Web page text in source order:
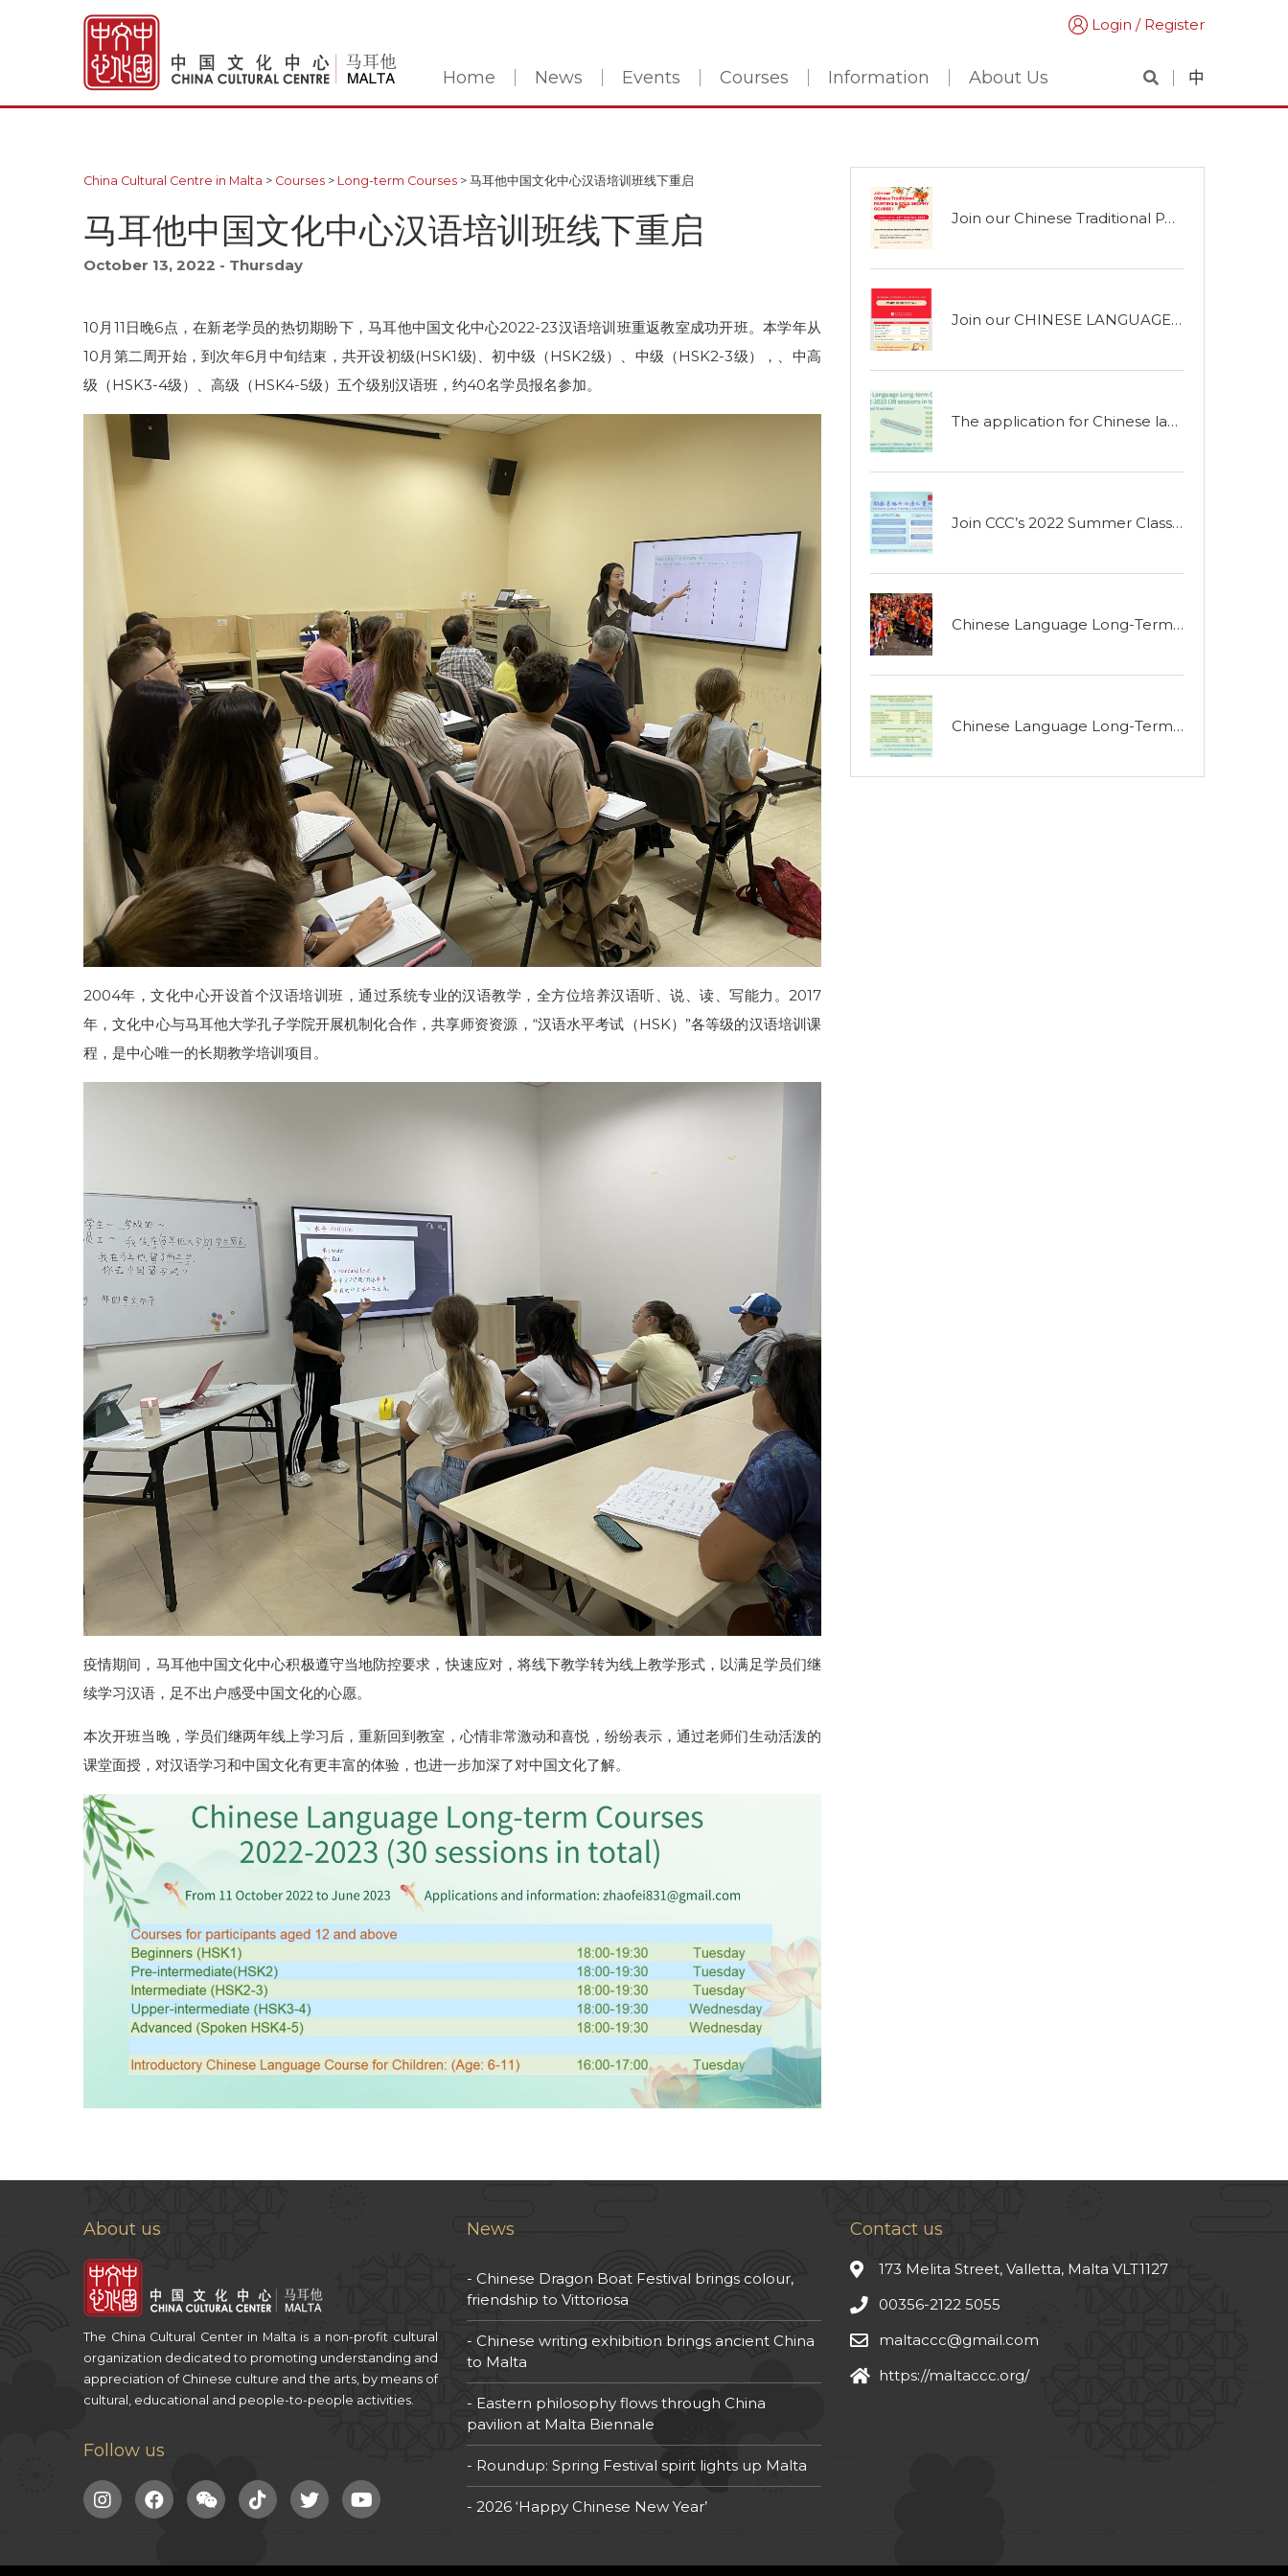
Home News Events Courses Information About Us
Login / Register
中
China Cultural Centre in Malta > Courses > Long-term Courses > 马耳他中国文化中心汉语培训班线下重启
马耳他中国文化中心汉语培训班线下重启
October 13, 2022 - Thursday
10月11日晚6点，在新老学员的热切期盼下，马耳他中国文化中心2022-23汉语培训班重返教室成功开班。本学年从
10月第二周开始，到次年6月中旬结束，共开设初级(HSK1级)、初中级（HSK2级）、中级（HSK2-3级），、中高
级（HSK3-4级）、高级（HSK4-5级）五个级别汉语班，约40名学员报名参加。
2004年，文化中心开设首个汉语培训班，通过系统专业的汉语教学，全方位培养汉语听、说、读、写能力。2017
年，文化中心与马耳他大学孔子学院开展机制化合作，共享师资资源，“汉语水平考试（HSK）”各等级的汉语培训课
程，是中心唯一的长期教学培训项目。
疫情期间，马耳他中国文化中心积极遵守当地防控要求，快速应对，将线下教学转为线上教学形式，以满足学员们继
续学习汉语，足不出户感受中国文化的心愿。
本次开班当晚，学员们继两年线上学习后，重新回到教室，心情非常激动和喜悦，纷纷表示，通过老师们生动活泼的
课堂面授，对汉语学习和中国文化有更丰富的体验，也进一步加深了对中国文化了解。
Join our Chinese Traditional PAINTING & CALLIGRAPHY COURSE !
Join our CHINESE LANGUAGE COURSES !
The application for Chinese language courses is open now!
Join CCC’s 2022 Summer Classes
Chinese Language Long-Term Courses
Chinese Language Long-Term Courses 2021-2022
About us
The China Cultural Center in Malta is a non-profit cultural
organization dedicated to promoting understanding and
appreciation of Chinese culture and the arts, by means of
cultural, educational and people-to-people activities.
Follow us
News
Chinese Dragon Boat Festival brings colour,
friendship to Vittoriosa
Chinese writing exhibition brings ancient China
to Malta
Eastern philosophy flows through China
pavilion at Malta Biennale
Roundup: Spring Festival spirit lights up Malta
2026 ‘Happy Chinese New Year’
Contact us
173 Melita Street, Valletta, Malta VLT1127
00356-2122 5055
maltaccc@gmail.com
https://maltaccc.org/